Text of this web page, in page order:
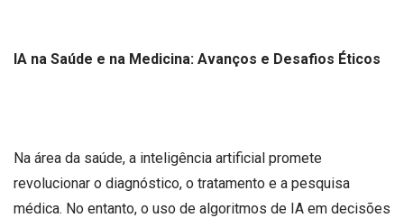
IA na Saúde e na Medicina: Avanços e Desafios Éticos
Na área da saúde, a inteligência artificial promete
revolucionar o diagnóstico, o tratamento e a pesquisa
médica. No entanto, o uso de algoritmos de IA em decisões